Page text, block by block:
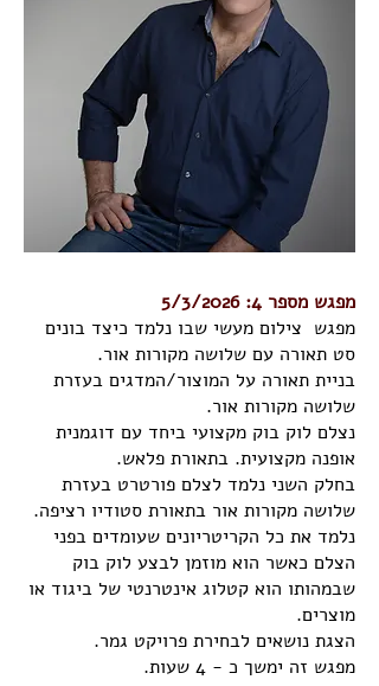
מפגש מספר 4: 5/3/2026
מפגש צילום מעשי שבו נלמד כיצד בונים
סט תאורה עם שלושה מקורות אור.
בניית תאורה על המוצור/המדגים בעזרת
שלושה מקורות אור.
נצלם לוק בוק מקצועי ביחד עם דוגמנית
אופנה מקצועית. בתאורת פלאש.
בחלק השני נלמד לצלם פורטרט בעזרת
שלושה מקורות אור בתאורת סטודיו רציפה.
נלמד את כל הקריטריונים שעומדים בפני
הצלם כאשר הוא מוזמן לבצע לוק בוק
שבמהותו הוא קטלוג אינטרנטי של ביגוד או
מוצרים.
הצגת נושאים לבחירת פרויקט גמר.
מפגש זה ימשך כ - 4 שעות.